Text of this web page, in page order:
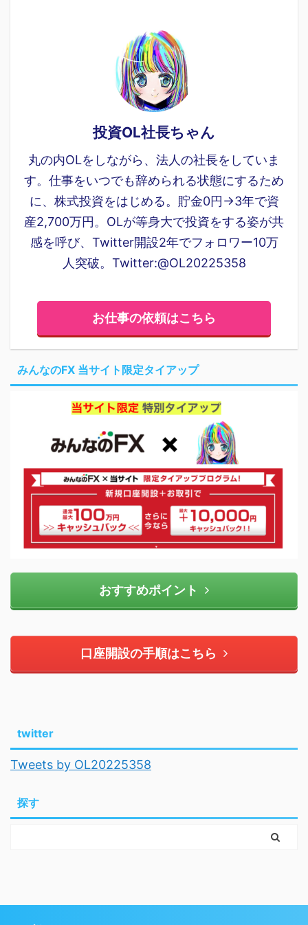
投資OL社長ちゃん
丸の内OLをしながら、法人の社長をしていま
す。仕事をいつでも辞められる状態にするため
に、株式投資をはじめる。貯金0円→3年で資
産2,700万円。OLが等身大で投資をする姿が共
感を呼び、Twitter開設2年でフォロワー10万
人突破。Twitter:@OL20225358
お仕事の依頼はこちら
みんなのFX 当サイト限定タイアップ
おすすめポイント
口座開設の手順はこちら
twitter
Tweets by OL20225358
探す